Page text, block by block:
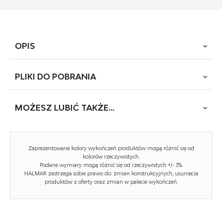
OPIS
wymiary: 46/47/75/42 cm, krzesło składane: materiał: stal
Styl wykonania: nowoczesny
Tapicerka kolor: popielaty
PLIKI DO POBRANIA
K-565 (FX-3023II)
Zaprezentowane kolory wykończeń produktów mogą różnić się od
kolorów rzeczywistych.
Podane wymiary mogą różnić się od rzeczywistych +/- 3%.
HALMAR zastrzega sobie prawo do: zmian konstrukcyjnych, usunięcia
produktów z oferty oraz zmian w palecie wykończeń.
MOŻESZ LUBIĆ TAKŻE...